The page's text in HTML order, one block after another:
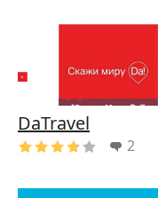
DaTravel
2